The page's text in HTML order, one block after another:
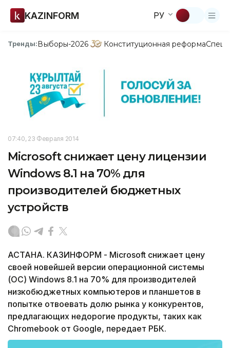
KAZINFORM РУ
Тренды:Выборы-2026 Конституционная реформа
07:40, 23 Февраля 2014
Microsoft снижает цену лицензии
Windows 8.1 на 70% для
производителей бюджетных
устройств
АСТАНА. КАЗИНФОРМ - Microsoft снижает цену
своей новейшей версии операционной системы
(ОС) Windows 8.1 на 70% для производителей
низкобюджетных компьютеров и планшетов в
попытке отвоевать долю рынка у конкурентов,
предлагающих недорогие продукты, таких как
Chromebook от Google, передает РБК.